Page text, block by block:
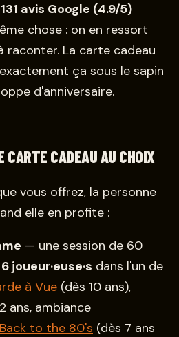
avis Google (4.9/5)
chose : on en ressort
raconter. La carte cadeau
exactement ça sous le sapin
d'anniversaire.
CARTE CADEAU AU CHOIX
vous offrez, la personne
elle en profite :
— une session de 60
joueur·euse·s dans l'un de
à Vue (dès 10 ans),
ans, ambiance
Back to the 80's (dès 7 ans